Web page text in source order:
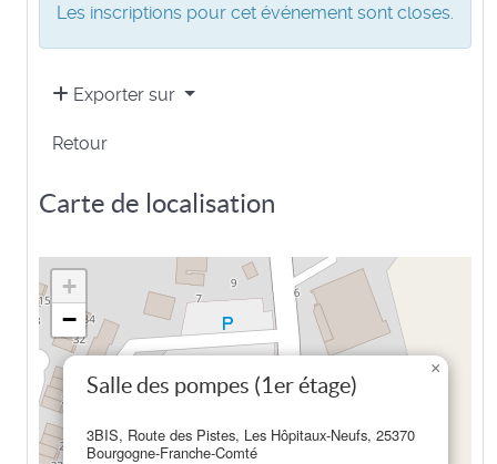
Les inscriptions pour cet événement sont closes.
Exporter sur
Retour
Carte de localisation
Salle des pompes (1er étage)
3BIS, Route des Pistes, Les Hôpitaux-Neufs, 25370
Bourgogne-Franche-Comté
×
+
−